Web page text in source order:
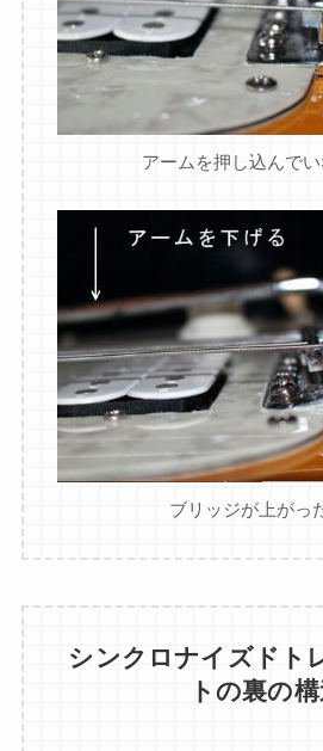
アームを押し込んで
ブリッジが上がっ
シンクロナイズドト
トの裏の